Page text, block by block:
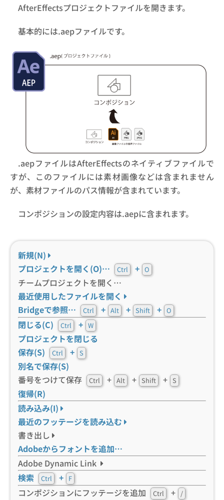
新規(N)
プロジェクトを開く(O)…
Ctrl + O
チームプロジェクトを開く…
最近使用したファイルを開く
Bridgeで参照…
Ctrl + Alt + Shift + O
閉じる(C) Ctrl + W
プロジェクトを閉じる
保存(S)
Ctrl + S
別名で保存(S)
番号をつけて保存
Ctrl + Alt + Shift + S
復帰(R)
読み込み(I)
最近のフッテージを読み込む
書き出し
Adobeからフォントを追加…
Adobe Dynamic Link
検索
Ctrl + F
コンポジションにフッテージを追加 Ctrl + /
AfterEffectsプロジェクトファイルを開きます。
基本的には.aepファイルです。
.aepファイルはAfterEffectsのネイティブファイルで
すが、このファイルには素材画像などは含まれません
が、素材ファイルのパス情報が含まれています。
コンポジションの設定内容は.aepに含まれます。